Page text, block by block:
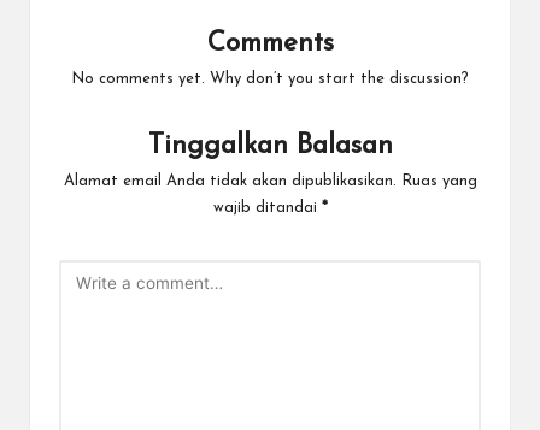
Comments
No comments yet. Why don’t you start the discussion?
Tinggalkan Balasan
Alamat email Anda tidak akan dipublikasikan.
Ruas yang
wajib ditandai *